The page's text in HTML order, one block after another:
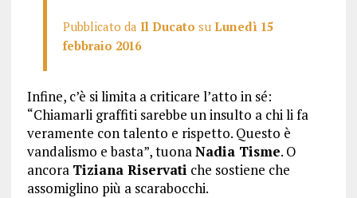
Pubblicato da Il Ducato su Lunedì 15
febbraio 2016
Infine, c’è si limita a criticare l’atto in sé:
“Chiamarli graffiti sarebbe un insulto a chi li fa
veramente con talento e rispetto. Questo è
vandalismo e basta”, tuonaNadia Tisme. O
ancora Tiziana Riservati che sostiene che
assomiglino più a scarabocchi.